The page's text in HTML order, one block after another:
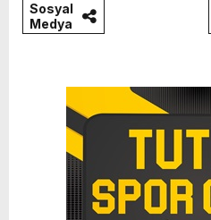
Sosyal
Medya